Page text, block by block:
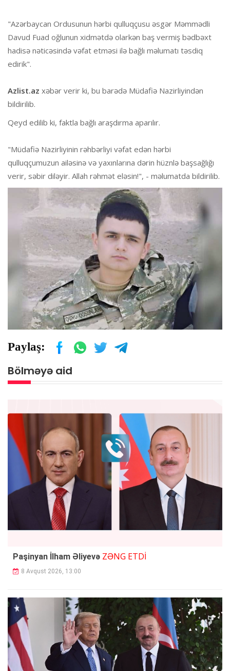
"Azərbaycan Ordusunun hərbi qulluqçusu əsgər Məmmədli
Davud Fuad oğlunun xidmətdə olarkən baş vermiş bədbəxt
hadisə nəticəsində vəfat etməsi ilə bağlı məlumatı təsdiq
edirik".
Azlist.az xəbər verir ki, bu barədə Müdafiə Nazirliyindən
bildirilib.
Qeyd edilib ki, faktla bağlı araşdırma aparılır.
"Müdafiə Nazirliyinin rəhbərliyi vəfat edən hərbi
qulluqçumuzun ailəsinə və yaxınlarına dərin hüznlə başsağlığı
verir, səbir diləyir. Allah rəhmət eləsin!", - məlumatda bildirilib.
Paylaş:
Bölməyə aid
Paşinyan İlham Əliyevə ZƏNG ETDİ
8 Avqust 2026, 13:00